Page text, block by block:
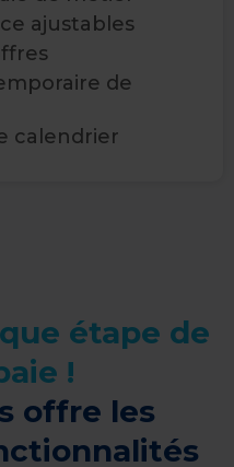
ajustables
de
calendrier
étape de
!
offre les